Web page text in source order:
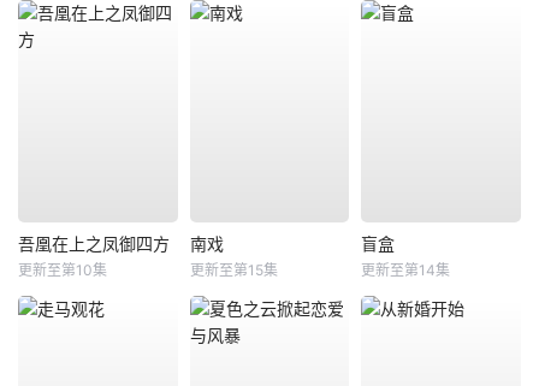
吾凰在上之凤御四方
更新至第10集
南戏
更新至第15集
盲盒
更新至第14集